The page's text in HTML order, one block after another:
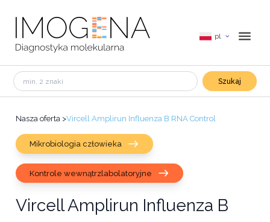
pl
Szukaj
Nasza oferta >Vircell Amplirun Influenza B RNA Control
Mikrobiologia człowieka
Kontrole wewnątrzlabolatoryjne
Vircell Amplirun Influenza B